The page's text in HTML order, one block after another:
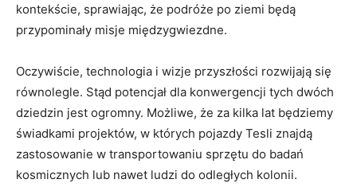
kontekście, sprawiając, że podróże po ziemi będą
przypominały misje międzygwiezdne.
Oczywiście, technologia i wizje przyszłości rozwijają się
równolegle. Stąd potencjał dla konwergencji tych dwóch
dziedzin jest ogromny. Możliwe, że za kilka lat będziemy
świadkami projektów, w których pojazdy Tesli znajdą
zastosowanie w transportowaniu sprzętu do badań
kosmicznych lub nawet ludzi do odległych kolonii.